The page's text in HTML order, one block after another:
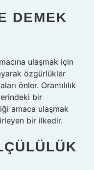
DEMEK
ulaşmak için
özgürlükler
önler. Orantılılık
bir
amaca ulaşmak
bir ilkedir.